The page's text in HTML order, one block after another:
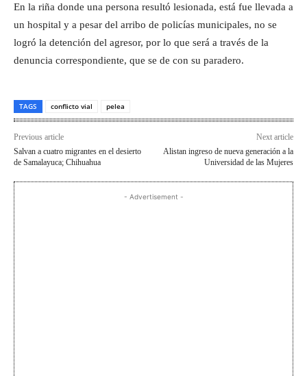
En la riña donde una persona resultó lesionada, está fue llevada a
un hospital y a pesar del arribo de policías municipales, no se
logró la detención del agresor, por lo que será a través de la
denuncia correspondiente, que se de con su paradero.
TAGS conflicto vial pelea
Previous article
Salvan a cuatro migrantes en el desierto
de Samalayuca; Chihuahua
Next article
Alistan ingreso de nueva generación a la
Universidad de las Mujeres
- Advertisement -